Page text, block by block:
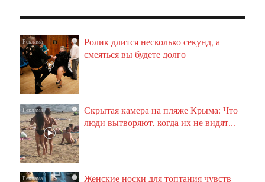
i
Ролик длится несколько секунд, а
смеяться вы будете долго
i
Скрытая камера на пляже Крыма: Что
люди вытворяют, когда их не видят...
i Женские носки для топтания чувств